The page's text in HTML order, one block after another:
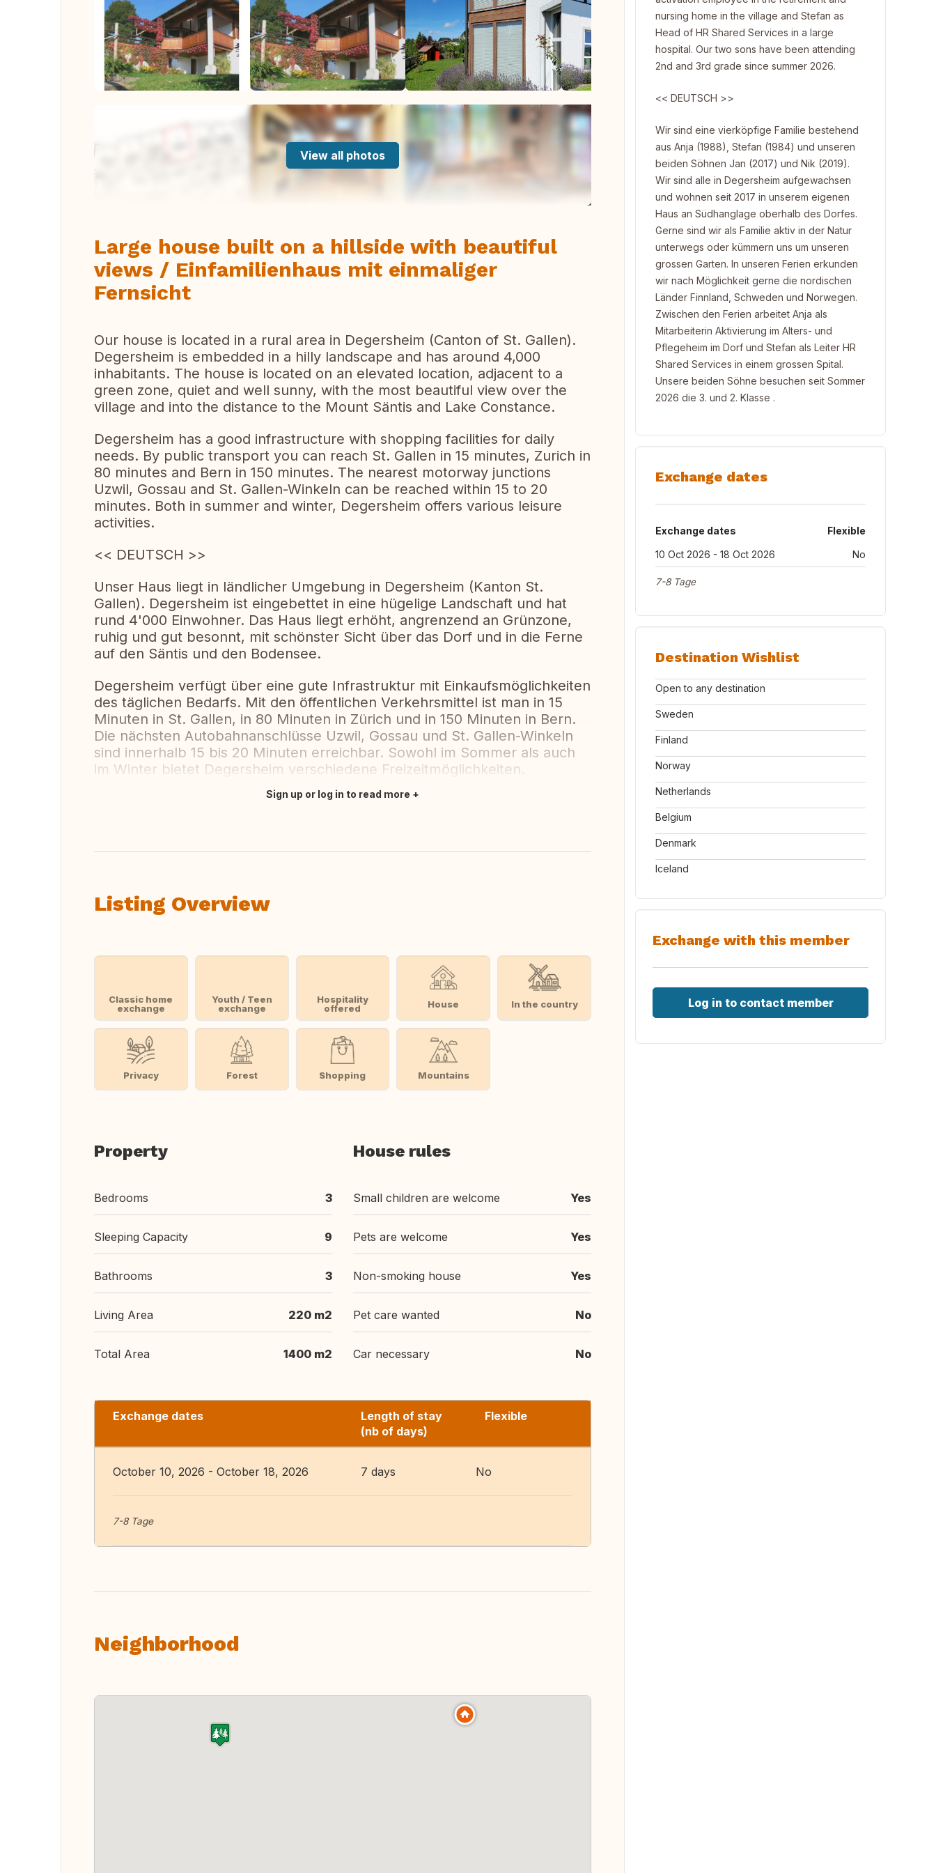
View all photos
Large house built on a hillside with beautiful
views / Einfamilienhaus mit einmaliger
Fernsicht
Our house is located in a rural area in Degersheim (Canton of St. Gallen).
Degersheim is embedded in a hilly landscape and has around 4,000
inhabitants. The house is located on an elevated location, adjacent to a
green zone, quiet and well sunny, with the most beautiful view over the
village and into the distance to the Mount Säntis and Lake Constance.
Degersheim has a good infrastructure with shopping facilities for daily
needs. By public transport you can reach St. Gallen in 15 minutes, Zurich in
80 minutes and Bern in 150 minutes. The nearest motorway junctions
Uzwil, Gossau and St. Gallen-Winkeln can be reached within 15 to 20
minutes. Both in summer and winter, Degersheim offers various leisure
activities.
<< DEUTSCH >>
Unser Haus liegt in ländlicher Umgebung in Degersheim (Kanton St.
Gallen). Degersheim ist eingebettet in eine hügelige Landschaft und hat
rund 4'000 Einwohner. Das Haus liegt erhöht, angrenzend an Grünzone,
ruhig und gut besonnt, mit schönster Sicht über das Dorf und in die Ferne
auf den Säntis und den Bodensee.
Degersheim verfügt über eine gute Infrastruktur mit Einkaufsmöglichkeiten
des täglichen Bedarfs. Mit den öffentlichen Verkehrsmittel ist man in 15
Minuten in St. Gallen, in 80 Minuten in Zürich und in 150 Minuten in Bern.
Die nächsten Autobahnanschlüsse Uzwil, Gossau und St. Gallen-Winkeln
sind innerhalb 15 bis 20 Minuten erreichbar. Sowohl im Sommer als auch
im Winter bietet Degersheim verschiedene Freizeitmöglichkeiten.
Sign up or log in to read more
Listing Overview
Classic home
exchange
Youth / Teen
exchange
Hospitality
offered
House In the country
Privacy Forest Shopping Mountains
Property
Bedrooms 3
Sleeping Capacity 9
Bathrooms 3
Living Area 220 m2
Total Area 1400 m2
House rules
Small children are welcome Yes
Pets are welcome Yes
Non-smoking house Yes
Pet care wanted No
Car necessary No
Exchange dates
Length of stay
(nb of days)
Flexible
October 10, 2026 - October 18, 2026 7 days No
7-8 Tage
Neighborhood
nursing home in the village and Stefan as
Head of HR Shared Services in a large
hospital. Our two sons have been attending
2nd and 3rd grade since summer 2026.
<< DEUTSCH >>
Wir sind eine vierköpfige Familie bestehend
aus Anja (1988), Stefan (1984) und unseren
beiden Söhnen Jan (2017) und Nik (2019).
Wir sind alle in Degersheim aufgewachsen
und wohnen seit 2017 in unserem eigenen
Haus an Südhanglage oberhalb des Dorfes.
Gerne sind wir als Familie aktiv in der Natur
unterwegs oder kümmern uns um unseren
grossen Garten. In unseren Ferien erkunden
wir nach Möglichkeit gerne die nordischen
Länder Finnland, Schweden und Norwegen.
Zwischen den Ferien arbeitet Anja als
Mitarbeiterin Aktivierung im Alters- und
Pflegeheim im Dorf und Stefan als Leiter HR
Shared Services in einem grossen Spital.
Unsere beiden Söhne besuchen seit Sommer
2026 die 3. und 2. Klasse .
Exchange dates
Exchange dates
Flexible
10 Oct 2026 - 18 Oct 2026
No
7-8 Tage
Destination Wishlist
Open to any destination
Sweden
Finland
Norway
Netherlands
Belgium
Denmark
Iceland
Exchange with this member
Log in to contact member